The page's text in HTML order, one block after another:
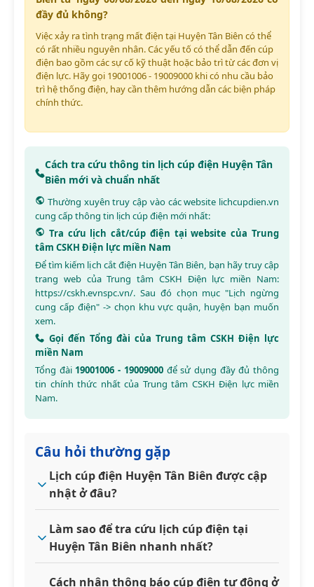
đầy đủ không?
Việc xảy ra tình trạng mất điện tại Huyện Tân Biên có thể
có rất nhiều nguyên nhân. Các yếu tố có thể dẫn đến cúp
điện bao gồm các sự cố kỹ thuật hoặc bảo trì từ các đơn vị
điện lực. Hãy gọi 19001006 - 19009000 khi có nhu cầu bảo
trì hệ thống điện, hay cần thêm hướng dẫn các biện pháp
chính thức.
Cách tra cứu thông tin lịch cúp điện Huyện Tân
Biên mới và chuẩn nhất
Thường xuyên truy cập vào các website lichcupdien.vn
cung cấp thông tin lịch cúp điện mới nhất:
Tra cứu lịch cắt/cúp điện tại website của Trung
tâm CSKH Điện lực miền Nam
Để tìm kiếm lịch cắt điện Huyện Tân Biên, bạn hãy truy cập
trang web của Trung tâm CSKH Điện lực miền Nam:
https://cskh.evnspc.vn/. Sau đó chọn mục "Lịch ngừng
cung cấp điện" -> chọn khu vực quận, huyện bạn muốn
xem.
Gọi đến Tổng đài của Trung tâm CSKH Điện lực
miền Nam
Tổng đài 19001006 - 19009000để sử dụng đầy đủ thông
tin chính thức nhất của Trung tâm CSKH Điện lực miền
Nam.
Câu hỏi thường gặp
Lịch cúp điện Huyện Tân Biên được cập
nhật ở đâu?
Làm sao để tra cứu lịch cúp điện tại
Huyện Tân Biên nhanh nhất?
Cách nhận thông báo cúp điện tự động ở